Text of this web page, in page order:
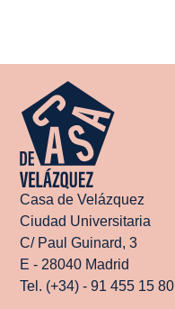
Casa de Velázquez
Ciudad Universitaria
C/ Paul Guinard, 3
E - 28040 Madrid
Tel. (+34) - 91 455 15 80